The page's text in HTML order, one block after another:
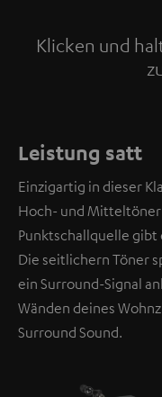
Klicken und
Leistung satt
Einzigartig in dieser
Hoch- und Mitteltöner
Punktschallquelle
Die seitlichern Töner
ein Surround-Signal
Wänden deines
Surround Sound.